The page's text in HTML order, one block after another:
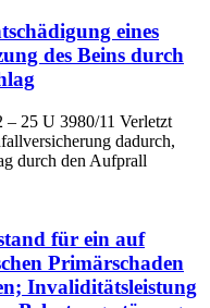
eines
des Beins durch
25 U 3980/11 Verletzt
dadurch,
durch den Aufprall
für ein auf
Primärschaden
Invaliditätsleistung